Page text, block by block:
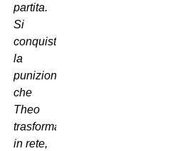
partita.
Si
conquista
la
punizione
che
Theo
trasforma
in rete,